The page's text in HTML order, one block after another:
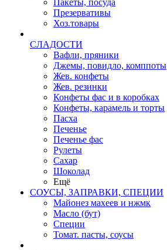
Пакеты, посуда
Презервативы
Хоз.товары
СЛАДОСТИ
Вафли, пряники
Джемы, повидло, комппоты
Жев. конфеты
Жев. резинки
Конфеты фас и в коробках
Конфеты, карамель и торты
Пасха
Печенье
Печенье фас
Рулеты
Сахар
Шоколад
Ещё
СОУСЫ, ЗАПРАВКИ, СПЕЦИИ
Майонез махеев и нжмк
Масло (бут)
Специи
Томат. пасты, соусы